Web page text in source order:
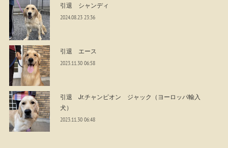
引退 シャンディ
2024.08.23 23:36
引退 エース
2023.11.30 06:58
引退 Jr.チャンピオン ジャック（ヨーロッパ輸入
犬）
2023.11.30 06:48